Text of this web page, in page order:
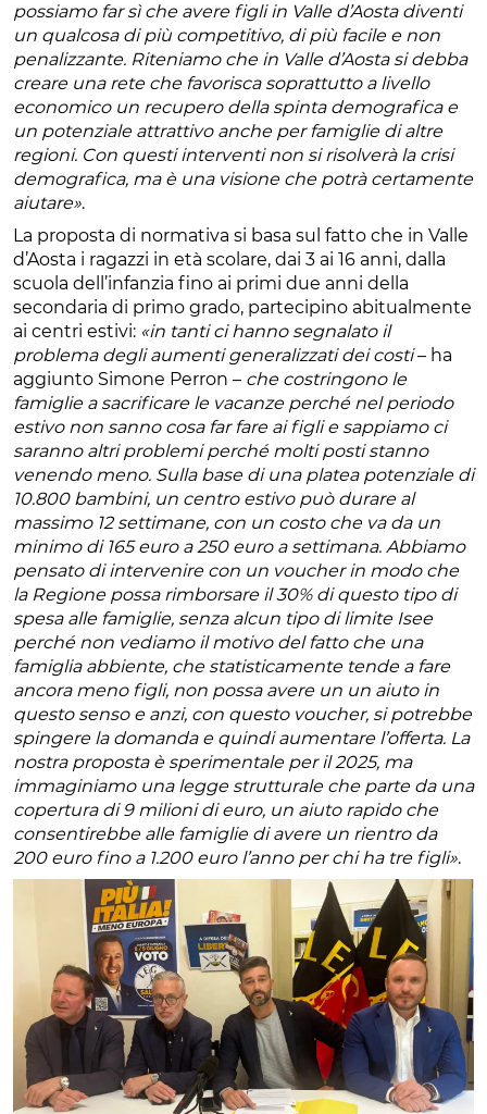
possiamo far sì che avere figli in Valle d’Aosta diventi
un qualcosa di più competitivo, di più facile e non
penalizzante. Riteniamo che in Valle d’Aosta si debba
creare una rete che favorisca soprattutto a livello
economico un recupero della spinta demografica e
un potenziale attrattivo anche per famiglie di altre
regioni. Con questi interventi non si risolverà la crisi
demografica, ma è una visione che potrà certamente
aiutare».
La proposta di normativa si basa sul fatto che in Valle
d’Aosta i ragazzi in età scolare, dai 3 ai 16 anni, dalla
scuola dell’infanzia fino ai primi due anni della
secondaria di primo grado, partecipino abitualmente
ai centri estivi: «in tanti ci hanno segnalato il
problema degli aumenti generalizzati dei costi– ha
aggiunto Simone Perron – che costringono le
famiglie a sacrificare le vacanze perché nel periodo
estivo non sanno cosa far fare ai figli e sappiamo ci
saranno altri problemi perché molti posti stanno
venendo meno. Sulla base di una platea potenziale di
10.800 bambini, un centro estivo può durare al
massimo 12 settimane, con un costo che va da un
minimo di 165 euro a 250 euro a settimana. Abbiamo
pensato di intervenire con un voucher in modo che
la Regione possa rimborsare il 30% di questo tipo di
spesa alle famiglie, senza alcun tipo di limite Isee
perché non vediamo il motivo del fatto che una
famiglia abbiente, che statisticamente tende a fare
ancora meno figli, non possa avere un un aiuto in
questo senso e anzi, con questo voucher, si potrebbe
spingere la domanda e quindi aumentare l’offerta. La
nostra proposta è sperimentale per il 2025, ma
immaginiamo una legge strutturale che parte da una
copertura di 9 milioni di euro, un aiuto rapido che
consentirebbe alle famiglie di avere un rientro da
200 euro fino a 1.200 euro l’anno per chi ha tre figli».